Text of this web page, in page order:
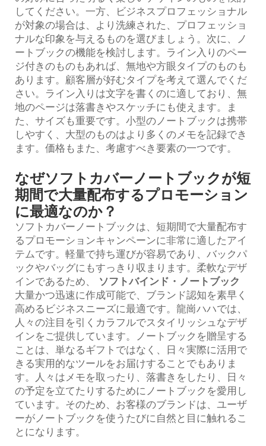
してください。一方、ビジネスプロフェッショナル
が対象の場合は、より洗練された、プロフェッショ
ナルな印象を与えるものを選びましょう。次に、ノ
ートブックの機能を検討します。ライン入りのペー
ジ付きのものもあれば、無地や方眼タイプのものも
あります。顧客層が好むタイプを考えて選んでくだ
さい。ライン入りは文字を書くのに適しており、無
地のページは落書きやスケッチにも使えます。ま
た、サイズも重要です。小型のノートブックは携帯
しやすく、大型のものはより多くのメモを記録でき
ます。価格もまた、考慮すべき要素の一つです。
なぜソフトカバーノートブックが短
期間で大量配布するプロモーション
に最適なのか？
ソフトカバーノートブックは、短期間で大量配布す
るプロモーションキャンペーンに非常に適したアイ
テムです。軽量で持ち運びが容易であり、バックパ
ックやバッグにもすっきり収まります。柔軟なデザ
インであるため、
ソフトバインド・ノートブック
大量かつ迅速に作成可能で、ブランド認知を素早く
高めるビジネスニーズに最適です。龍崗ハハでは、
人々の注目を引くカラフルでスタイリッシュなデザ
インをご提供しています。ノートブックを贈呈する
ことは、単なるギフトではなく、日々実際に活用で
きる実用的なツールをお届けすることでもありま
す。人々はメモを取ったり、落書きをしたり、日々
の予定を立てたりするためにノートブックを愛用し
ています。そのため、お客様のブランドは、ユーザ
ーがノートブックを使うたびに自然と目に触れるこ
とになります。